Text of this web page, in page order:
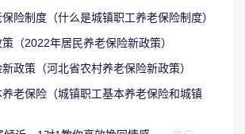
险制度（什么是城镇职工养老保险制度）
（2022年居民养老保险新政策）
政策（河北省农村养老保险新政策）
老保险（城镇职工基本养老保险和城镇